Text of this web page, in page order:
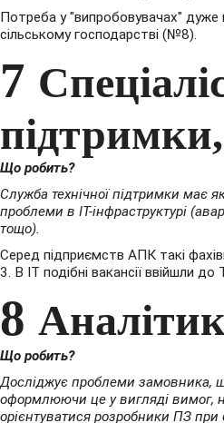
Потреба у "випробовувачах" дуже
сільському господарстві (№8).
7
Що робить?
Служба технічної підтримки має
проблеми в IT-інфраструктурі
тощо).
Серед підприємств АПК такі
3. В IT подібні вакансії ввійшли до
8 Аналітик
Що робить?
Досліджує проблеми замовника,
оформлюючи це у вигляді вимог,
орієнтуватися розробники ПЗ при